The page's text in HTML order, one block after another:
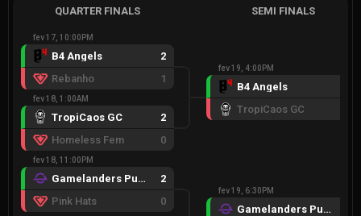
QUARTER FINALS
fev 17, 10:00PM
B4 Angels
2
Rebanho
1
fev 18, 1:00AM
TropiCaos GC
2
Homeless Fem
0
fev 18, 11:00PM
Gamelanders Purple
2
Pink Hats
0
SEMI FINALS
fev 19, 4:00PM
B4 Angels
TropiCaos GC
fev 19, 6:30PM
Gamelanders Purple